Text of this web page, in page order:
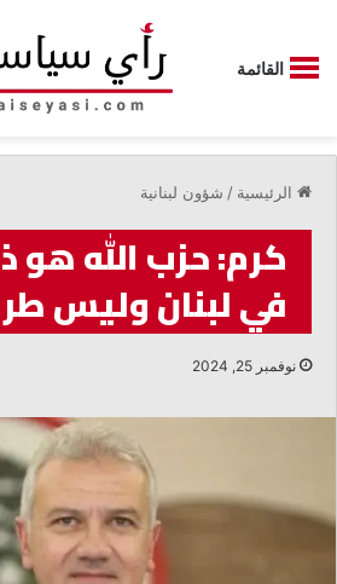
القائمة
الرئيسية / شؤون لبنانية
كرم: حزب الله هو
في لبنان وليس
نوفمبر 25, 2024